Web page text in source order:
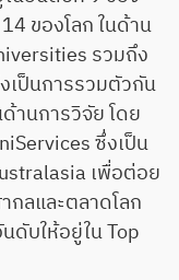
ของโลก ในด้าน
รวมถึง
เป็นการรวมตัวกัน
านการวิจัย โดย
ซึ่งเป็น
เพื่อต่อย
ลและตลาดโลก
ดับให้อยู่ใน Top